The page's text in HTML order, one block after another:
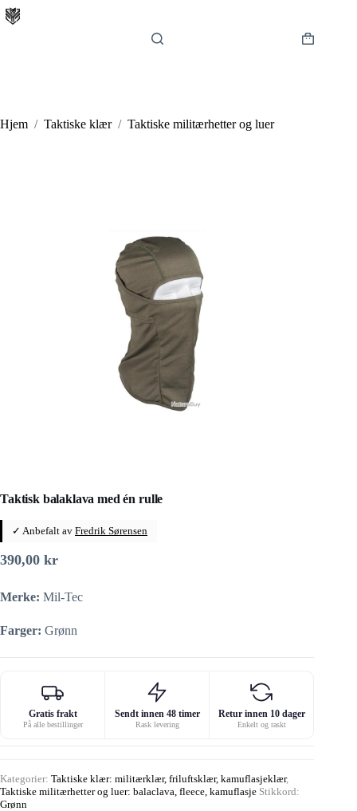
Hopp
til
Hjem / Taktiske klær / Taktiske militærhetter og luer
Taktisk balaklava med én rulle
✓ Anbefalt av Fredrik Sørensen
390,00 kr
Merke: Mil-Tec
Farger: Grønn
Gratis frakt
På alle bestillinger
Sendt innen 48 timer
Rask levering
Retur innen 10 dager
Enkelt og raskt
Kategorier: Taktiske klær: militærklær, friluftsklær, kamuflasjeklær,
Taktiske militærhetter og luer: balaclava, fleece, kamuflasje Stikkord:
Grønn